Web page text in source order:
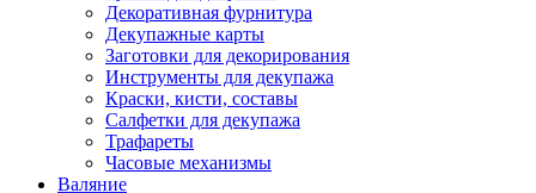
Декоративная фурнитура
Декупажные карты
Заготовки для декорирования
Инструменты для декупажа
Краски, кисти, составы
Салфетки для декупажа
Трафареты
Часовые механизмы
Валяние